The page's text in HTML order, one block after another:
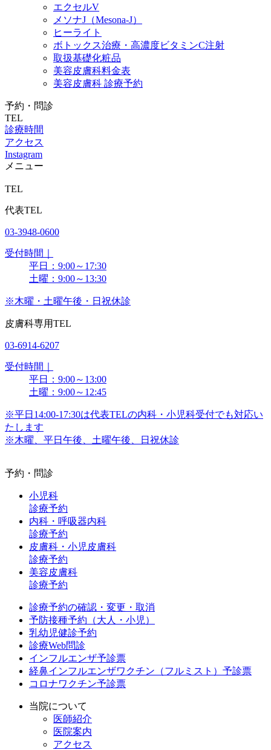
エクセルV
メソナJ（Mesona-J）
ヒーライト
ボトックス治療・高濃度ビタミンC注射
取扱基礎化粧品
美容皮膚科料金表
美容皮膚科 診療予約
予約・問診
TEL
診療時間
アクセス
Instagram
メニュー
TEL
代表TEL
03-3948-0600
受付時間｜
平日：9:00～17:30
土曜：9:00～13:30
※木曜・土曜午後・日祝休診
皮膚科専用TEL
03-6914-6207
受付時間｜
平日：9:00～13:00
土曜：9:00～12:45
※平日14:00-17:30は代表TELの内科・小児科受付でも対応い
たします
※木曜、平日午後、土曜午後、日祝休診
予約・問診
小児科
診療予約
内科・呼吸器内科
診療予約
皮膚科・小児皮膚科
診療予約
美容皮膚科
診療予約
診療予約の確認・変更・取消
予防接種予約（大人・小児）
乳幼児健診予約
診療Web問診
インフルエンザ予診票
経鼻インフルエンザワクチン（フルミスト）予診票
コロナワクチン予診票
当院について
医師紹介
医院案内
アクセス